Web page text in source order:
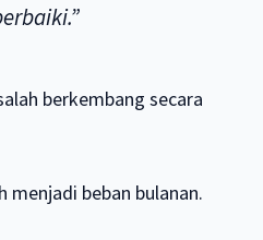
berkembang secara
menjadi beban bulanan.